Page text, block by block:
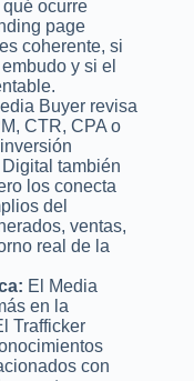
ocurre
page
coherente, si
y si el
Buyer revisa
CTR, CPA o
también
los conecta
del
ventas,
real de la
El Media
en la
Trafficker
con